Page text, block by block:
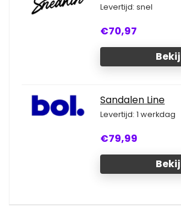
Levertijd: snel
€70,97
Sandalen Line
Levertijd: 1 werkdag
€79,99